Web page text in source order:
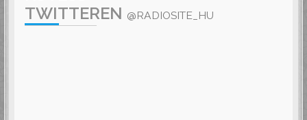
TWITTEREN @RADIOSITE_HU